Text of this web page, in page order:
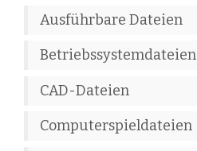
Ausführbare Dateien
Betriebssystemdateien
CAD-Dateien
Computerspieldateien